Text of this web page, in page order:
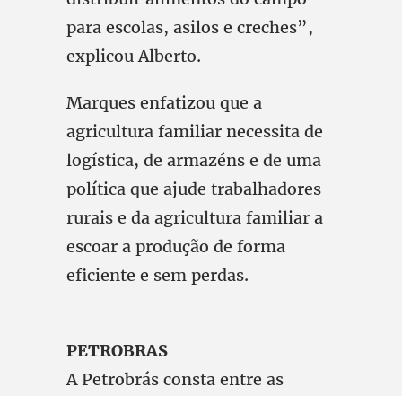
para escolas, asilos e creches”,
explicou Alberto.
Marques enfatizou que a
agricultura familiar necessita de
logística, de armazéns e de uma
política que ajude trabalhadores
rurais e da agricultura familiar a
escoar a produção de forma
eficiente e sem perdas.
PETROBRAS
A Petrobrás consta entre as